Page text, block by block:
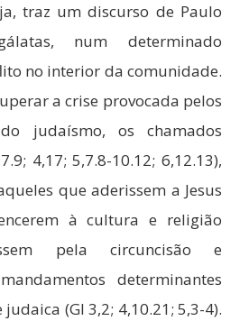
traz um discurso de Paulo
num determinado
no interior da comunidade.
a crise provocada pelos
judaísmo, os chamados
4,17; 5,7.8-10.12; 6,12.13),
que aderissem a Jesus
à cultura e religião
pela circuncisão e
determinantes
(Gl 3,2; 4,10.21; 5,3-4).